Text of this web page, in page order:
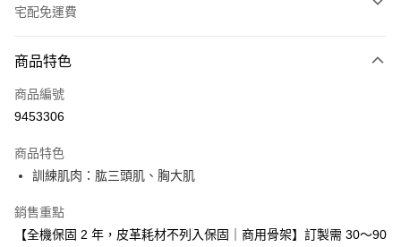
宅配免運費
信用卡一次付款
運送方式
小型商品提供宅配服務；大型商品到府安裝（不含宜花東、偏遠地
區及離島，另行報價約3000–6000元)
商品特色
商品編號
9453306
商品特色
訓練肌肉：肱三頭肌、胸大肌
銷售重點
【全機保固 2 年，皮革耗材不列入保固｜商用骨架】訂製需 30～90